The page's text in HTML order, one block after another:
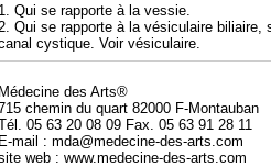
1. Qui se rapporte à la vessie.
2. Qui se rapporte à la vésiculaire
cystique. Voir vésiculaire.
Médecine des Arts®
chemin du quart 82000 F-Montauban
05 63 20 08 09 Fax. 05 63 91 28 11
E-mail : mda@medecine-des-arts.com
web : www.medecine-des-arts.com